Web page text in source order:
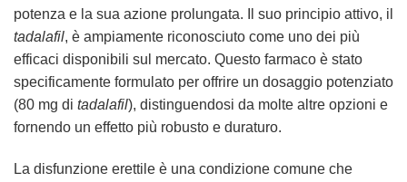
potenza e la sua azione prolungata. Il suo principio attivo, il
tadalafil, è ampiamente riconosciuto come uno dei più
efficaci disponibili sul mercato. Questo farmaco è stato
specificamente formulato per offrire un dosaggio potenziato
(80 mg di tadalafil), distinguendosi da molte altre opzioni e
fornendo un effetto più robusto e duraturo.
La disfunzione erettile è una condizione comune che